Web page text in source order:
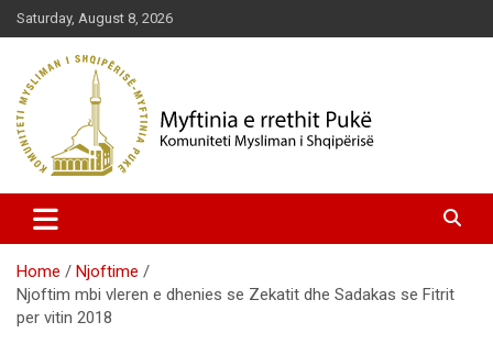
Skip
to
content
Saturday, August 8, 2026
Myftinia Pukë | Faqja Zyrtare
Home
Njoftime
Njoftim mbi vleren e dhenies se Zekatit dhe Sadakas se Fitrit
per vitin 2018